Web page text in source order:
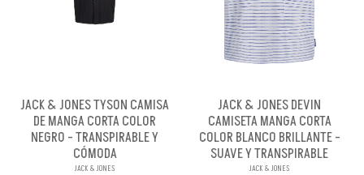
JACK & JONES TYSON CAMISA
DE MANGA CORTA COLOR
NEGRO - TRANSPIRABLE Y
CÓMODA
JACK & JONES
JACK & JONES DEVIN
CAMISETA MANGA CORTA
COLOR BLANCO BRILLANTE -
SUAVE Y TRANSPIRABLE
JACK & JONES